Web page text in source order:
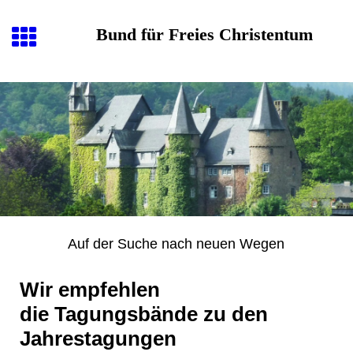
Bund für Freies Christentum
Auf der Suche nach neuen Wegen
Wir empfehlen
die Tagungsbände zu den
Jahrestagungen